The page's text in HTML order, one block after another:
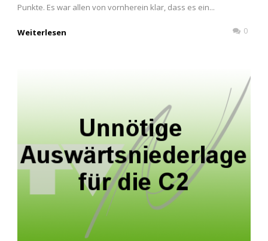
Punkte. Es war allen von vornherein klar, dass es ein...
Weiterlesen 0